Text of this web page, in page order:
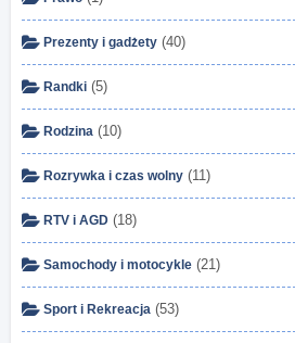
Prezenty i gadżety (40)
Randki (5)
Rodzina (10)
Rozrywka i czas wolny (11)
RTV i AGD (18)
Samochody i motocykle (21)
Sport i Rekreacja (53)